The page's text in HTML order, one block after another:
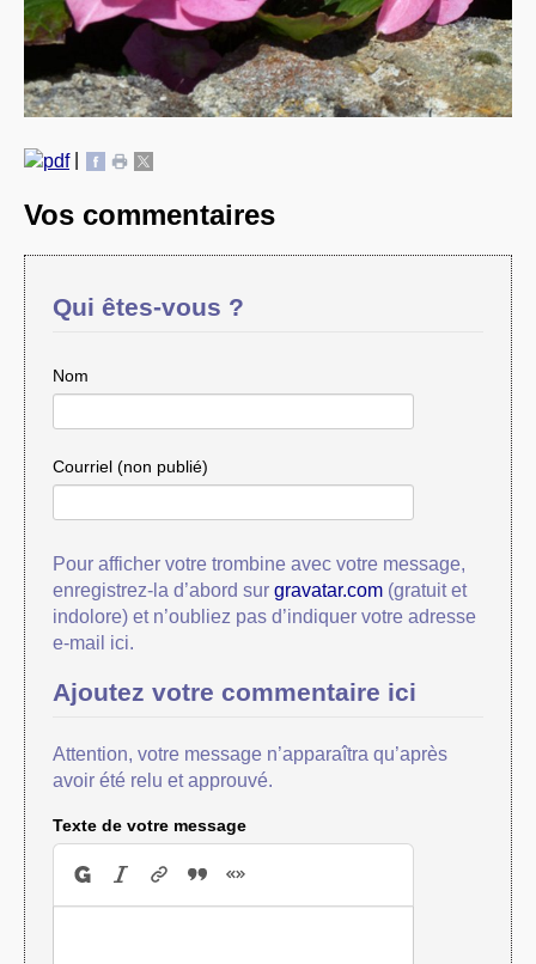
|
Vos commentaires
Qui êtes-vous ?
Nom
Courriel (non publié)
Pour afficher votre trombine avec votre message,
enregistrez-la d’abord sur gravatar.com(gratuit et
indolore) et n’oubliez pas d’indiquer votre adresse
e-mail ici.
Ajoutez votre commentaire ici
Attention, votre message n’apparaîtra qu’après
avoir été relu et approuvé.
Texte de votre message